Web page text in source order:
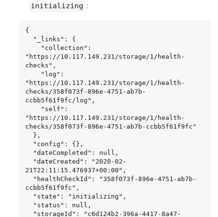
initializing :
{
"https://10.117.149.231/storage/1/health-
checks",
"https://10.117.149.231/storage/1/health-
checks/358f073f-896e-4751-ab7b-
ccbb5f61f9fc/log",
"https://10.117.149.231/storage/1/health-
checks/358f073f-896e-4751-ab7b-ccbb5f61f9fc"
21T22:11:15.476937+00:00",
ccbb5f61f9fc",